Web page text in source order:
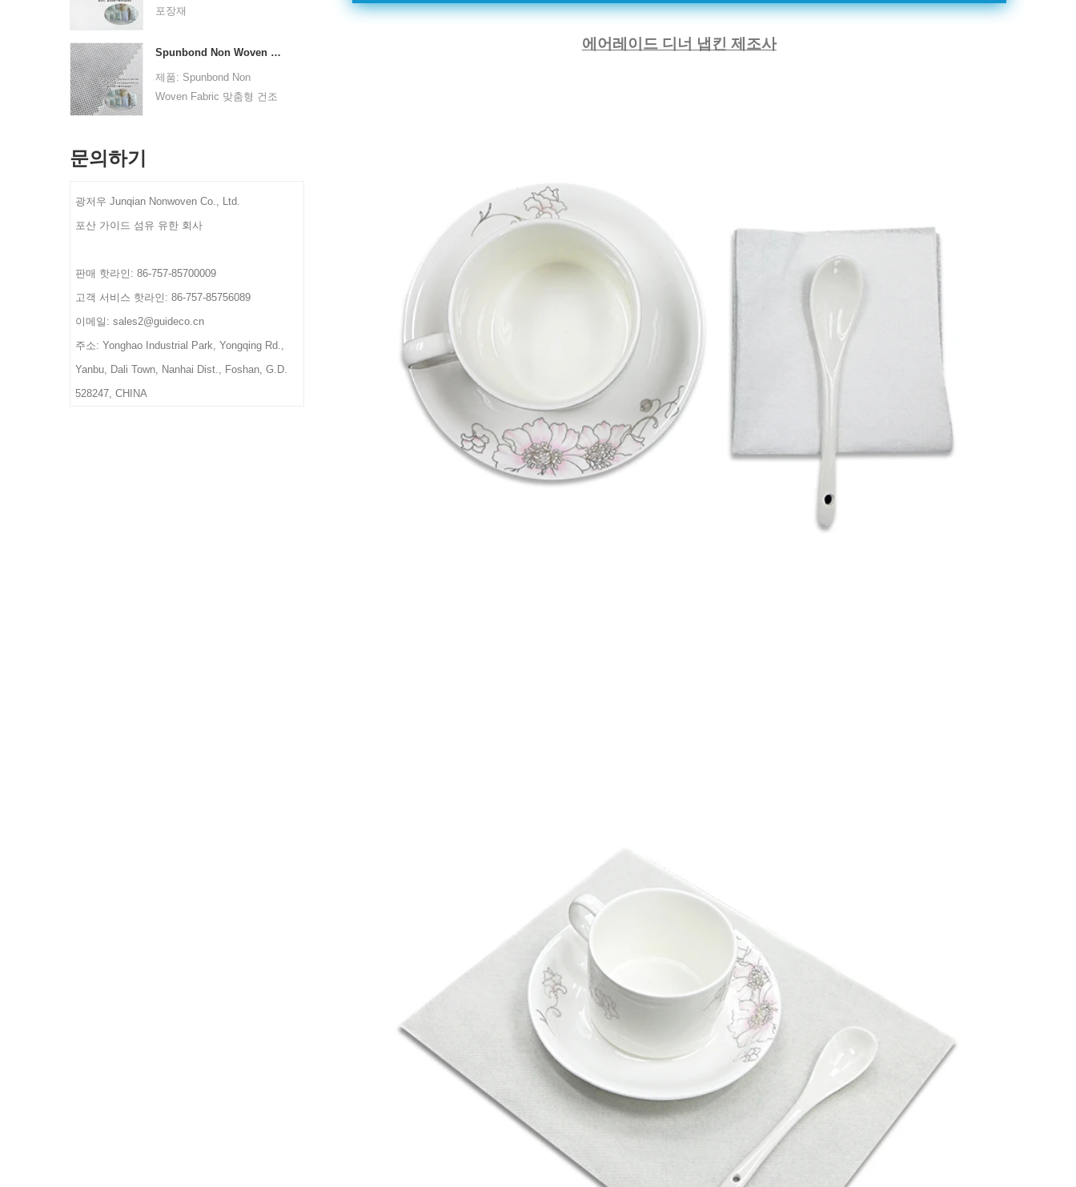
개
색상
기준
객 요구 사항으로 Pantone
색상
무게 : 크기 및 재질, 두께
포장재
자료: 이성분 부직포
디자인: 맞춤형 로고 및 디
무게 : 크기 및 재질, 두께
기준
Spunbond Non Woven Fabric 맞춤형 건조제 포장 재료
제품: Spunbond Non
Woven Fabric 맞춤형 건조
자인을 환영합니다. OEM을
색깔: CMYK의 풀 컬러, 고
무게 : 크기 및 재질, 두께
기준
배달 시간: 최종 삽화 및 주
문의하기
광저우 Junqian Nonwoven Co., Ltd.
포산 가이드 섬유 유한 회사
판매 핫라인: 86-757-85700009
고객 서비스 핫라인: 86-757-85756089
이메일: sales2@guideco.cn
주소: Yonghao Industrial Park, Yongqing Rd.,
Yanbu, Dali Town, Nanhai Dist., Foshan, G.D.
528247, CHINA
에어레이드 디너 냅킨 제조사